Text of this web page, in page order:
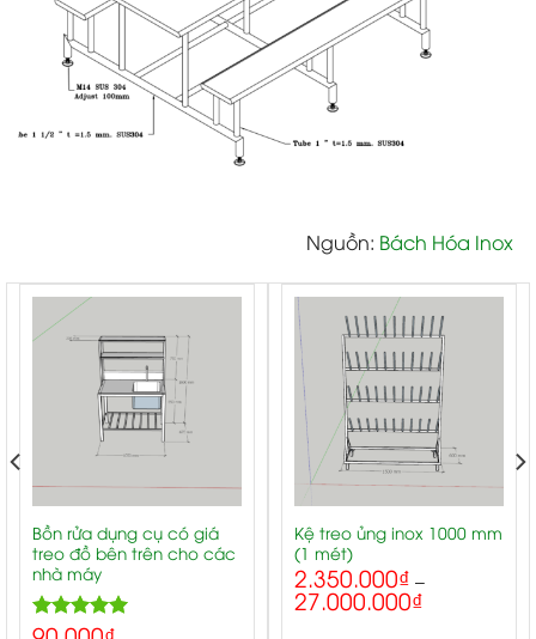
Nguồn: Bách Hóa Inox
Bồn rửa dụng cụ có giá
treo đồ bên trên cho các
nhà máy
Rated5.00
Kệ treo ủng inox 1000 mm
(1 mét)
2.350.000₫ –
27.000.000₫